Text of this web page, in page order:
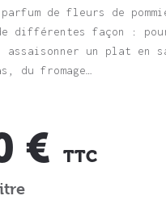
de fleurs de
de différentes façon :
un plat en
du fromage…
€
TTC